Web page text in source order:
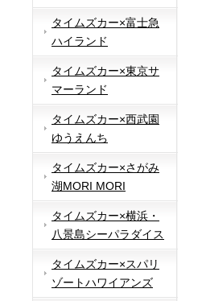
タイムズカー×富士急
ハイランド
タイムズカー×東京サ
マーランド
タイムズカー×西武園
ゆうえんち
タイムズカー×さがみ
湖MORI MORI
タイムズカー×横浜・
八景島シーパラダイス
タイムズカー×スパリ
ゾートハワイアンズ